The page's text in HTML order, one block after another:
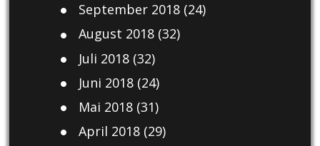
September 2018(24)
August 2018(32)
Juli 2018(32)
Juni 2018(24)
Mai 2018(31)
April 2018(29)